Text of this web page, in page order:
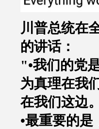
川普总统在
的讲话：
"•我们的党
为真理在我
在我们这边。
•最重要的是